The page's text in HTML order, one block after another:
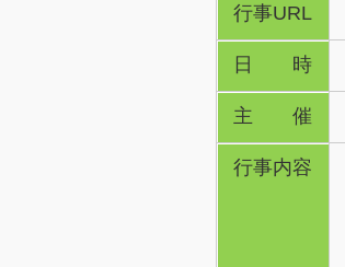
行事URL
日時
主催
行事内容